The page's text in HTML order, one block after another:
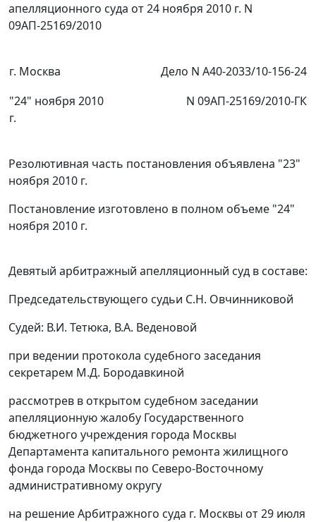
апелляционного суда от 24 ноября 2010 г. N
09АП-25169/2010
г. Москва
Дело N А40-2033/10-156-24
"24" ноября 2010
г.
N 09АП-25169/2010-ГК
Резолютивная часть постановления объявлена "23"
ноября 2010 г.
Постановление изготовлено в полном объеме "24"
ноября 2010 г.
Девятый арбитражный апелляционный суд в составе:
Председательствующего судьи С.Н. Овчинниковой
Судей: В.И. Тетюка, В.А. Веденовой
при ведении протокола судебного заседания
секретарем М.Д. Бородавкиной
рассмотрев в открытом судебном заседании
апелляционную жалобу Государственного
бюджетного учреждения города Москвы
Департамента капитального ремонта жилищного
фонда города Москвы по Северо-Восточному
административному округу
на решение Арбитражного суда г. Москвы от 29 июля